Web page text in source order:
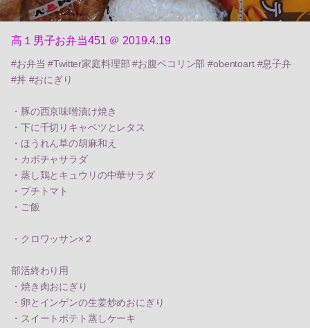
高１男子お弁当451 ＠ 2019.4.19
#お弁当 #Twitter家庭料理部 #お腹ペコリン部 #obentoart #息子弁
#丼 #おにぎり
・豚の西京味噌漬け焼き
・下に千切りキャベツとレタス
・ほうれん草の胡麻和え
・カボチャサラダ
・蒸し鶏とキュウリの中華サラダ
・プチトマト
・ご飯
・クロワッサン×２
部活終わり用
・焼き肉おにぎり
・卵とインゲンの生姜炒めおにぎり
・スイートポテト蒸しケーキ